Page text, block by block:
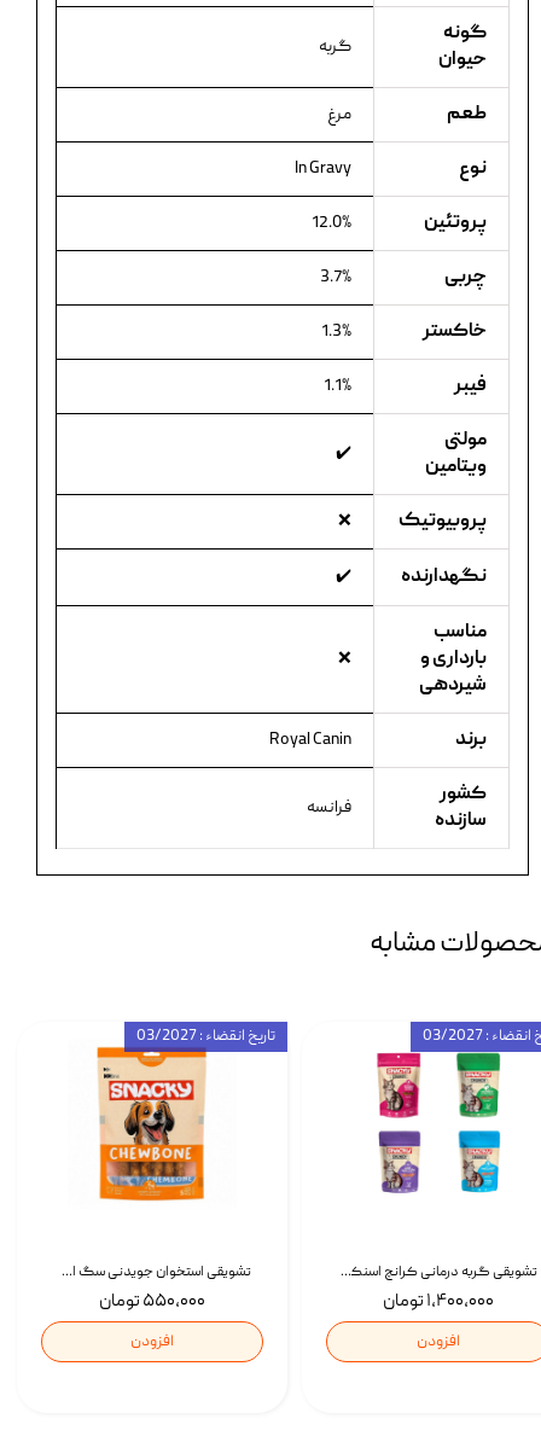
گونه
حیوان
گربه
طعم مرغ
نوع In Gravy
پروتئین 12.0%
چربی 3.7%
خاکستر 1.3%
فیبر 1.1%
مولتی
ویتامین
✔️
پروبیوتیک ❌
نگهدارنده ✔️
مناسب
بارداری و
شیردهی
❌
برند Royal Canin
کشور
سازنده
فرانسه
مشابه
تشویقی استخوان جویدنی سگ اسنکی کرانچی با طعم مرغ Snacky Crunchy Munchy وزن 100 گرم
۵۵۰,۰۰۰ تومان
افزودن
تاریخ انقضاء : 03/2027
تشویقی گربه درمانی کرانچ اسنکی با طعم میکس Snacky Crunch Cat Treats وزن 60 گرم بسته 4 عددی
۱,۴۰۰,۰۰۰ تومان
افزودن
: 03/2027